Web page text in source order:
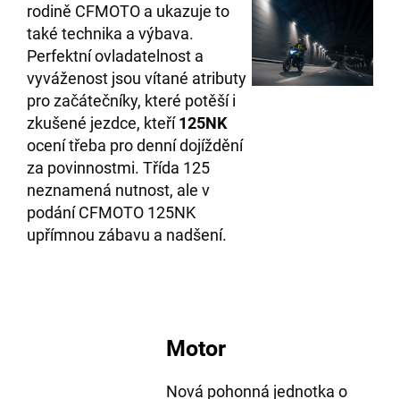
rodině CFMOTO a ukazuje to
také technika a výbava.
Perfektní ovladatelnost a
vyváženost jsou vítané atributy
pro začátečníky, které potěší i
zkušené jezdce, kteří125NK
ocení třeba pro denní dojíždění
za povinnostmi. Třída 125
neznamená nutnost, ale v
podání CFMOTO 125NK
upřímnou zábavu a nadšení.
Motor
Nová pohonná jednotka o